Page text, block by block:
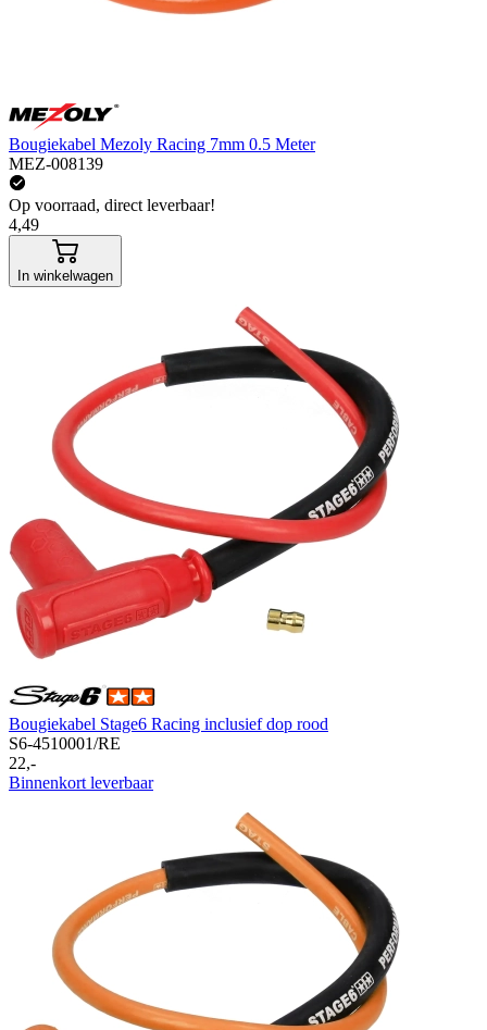
Bougiekabel Mezoly Racing 7mm 0.5 Meter
MEZ-008139
Op voorraad, direct leverbaar!
4,49
In winkelwagen
Bougiekabel Stage6 Racing inclusief dop rood
S6-4510001/RE
22,-
Binnenkort leverbaar